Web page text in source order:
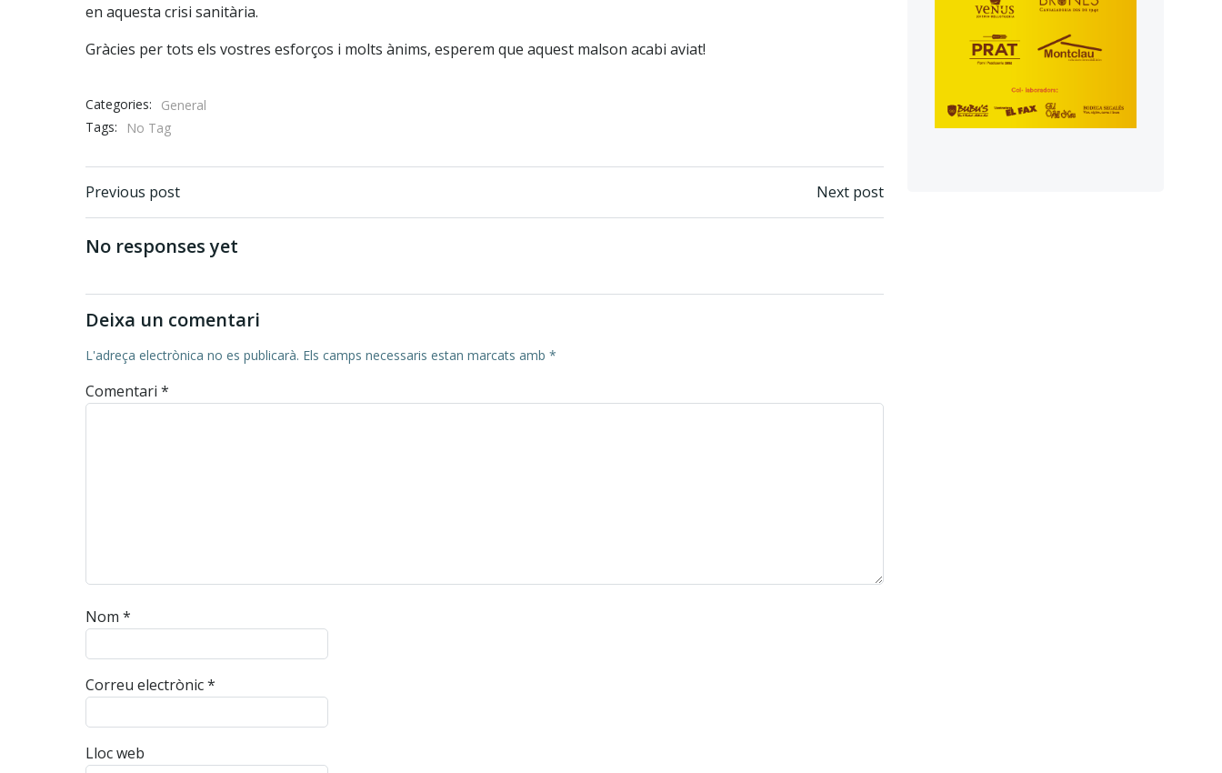
en aquesta crisi sanitària.
Gràcies per tots els vostres esforços i molts ànims, esperem que aquest malson acabi aviat!
Categories:
General
Tags:
No Tag
Post
navigation
Previous post Next post
No responses yet
Deixa un comentari
L'adreça electrònica no es publicarà. Els camps necessaris estan marcats amb *
Comentari *
Nom *
Correu electrònic*
Lloc web